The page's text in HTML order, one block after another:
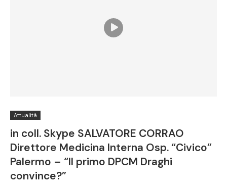
Attualità
in coll. Skype SALVATORE CORRAO
Direttore Medicina Interna Osp. “Civico”
Palermo – “Il primo DPCM Draghi
convince?”